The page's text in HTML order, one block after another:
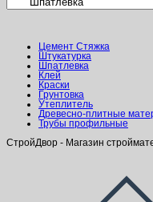
Цемент Стяжка
Штукатурка
Шпатлевка
Клей
Краски
Грунтовка
Утеплитель
Древесно-плитные
Трубы профильные
СтройДвор - Магазин